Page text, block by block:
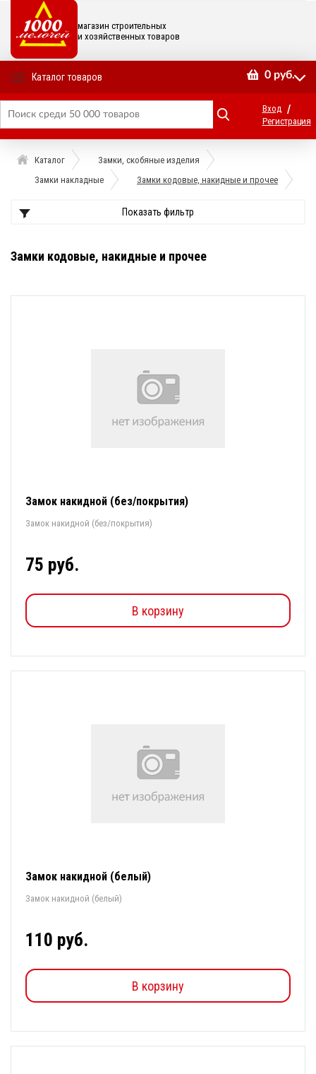
магазин строительных
и хозяйственных товаров
Каталог товаров 0 руб.
Вход /
Регистрация
Каталог
Замки, скобяные изделия
Замки накладные
Замки кодовые, накидные и прочее
Показать фильтр
Замки кодовые, накидные и прочее
Замок накидной (без/покрытия)
Замок накидной (без/покрытия)
75 руб.
В корзину
Замок накидной (белый)
Замок накидной (белый)
110 руб.
В корзину